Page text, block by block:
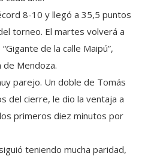
8-10 y llegó a 35,5 puntos
torneo. El martes volverá a
de la calle Maipú”,
de Mendoza.
parejo. Un doble de Tomás
del cierre, le dio la ventaja a
primeros diez minutos por
teniendo mucha paridad,